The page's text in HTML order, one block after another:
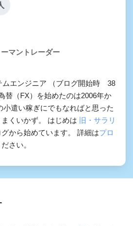
マントレーダー
ムエンジニア （ブログ開始時 38
替（FX）を始めたのは2006年か
小遣い稼ぎにでもなればと思った
くいかず。 はじめは 旧・サラリ
から始めています。 詳細はプロ
さい。